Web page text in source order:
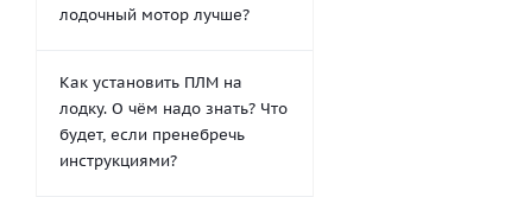
лодочный мотор лучше?
Как установить ПЛМ на
лодку. О чём надо знать? Что
будет, если пренебречь
инструкциями?